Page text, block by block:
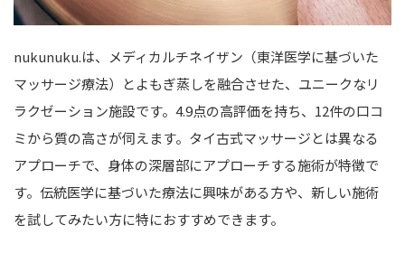
nukunuku.は、メディカルチネイザン（東洋医学に基づいた
マッサージ療法）とよもぎ蒸しを融合させた、ユニークなリ
ラクゼーション施設です。4.9点の高評価を持ち、12件の口コ
ミから質の高さが伺えます。タイ古式マッサージとは異なる
アプローチで、身体の深層部にアプローチする施術が特徴で
す。伝統医学に基づいた療法に興味がある方や、新しい施術
を試してみたい方に特におすすめできます。